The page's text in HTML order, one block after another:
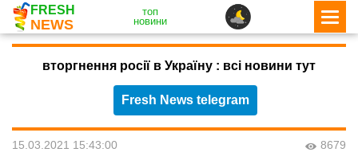
FRESH
NEWS
топ
новини
вторгнення росії в Україну : всі новини тут
Fresh News telegram
15.03.2021 15:43:00 8679